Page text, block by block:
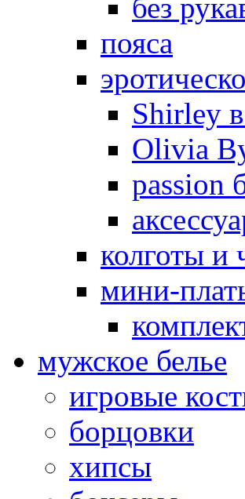
без
пояса
Shirley
Olivia
passion
колготы и
мини-
мужское белье
игровые
борцовки
хипсы